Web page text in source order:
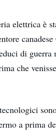
elettrica è
di guerra
che
a prima